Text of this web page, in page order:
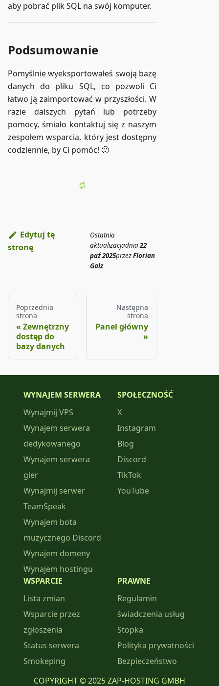
aby pobrać plik SQL na swój komputer.
Podsumowanie
Pomyślnie wyeksportowałeś swoją bazę
danych do pliku SQL, co pozwoli Ci
łatwo ją zaimportować w przyszłości. W
razie dalszych pytań lub potrzeby
pomocy, śmiało kontaktuj się z naszym
zespołem wsparcia, który jest dostępny
codziennie, by Ci pomóc! 🙂
Edytuj tę
stronę
Ostatnia
aktualizacjadnia22
paź 2025przezFlorian
Galz
Poprzednia
strona
Zewnętrzny
dostęp do
bazy danych
Następna
strona
Panel główny
WYNAJEM SERWERA
Wynajmij VPS
Wynajem serwera
dedykowanego
Wynajem serwera
gier
Wynajmij serwer
TeamSpeak
Wynajem bota
muzycznego Discord
Wynajem domeny
Wynajem hostingu
SPOŁECZNOŚĆ
X
Instagram
Blog
Discord
TikTok
YouTube
WSPARCIE
Lista zmian
Wsparcie przez
zgłoszenia
Status serwera
Smokeping
PRAWNE
Regulamin
świadczenia usług
Stopka
Polityka prywatności
Bezpieczeństwo
COPYRIGHT © 2025 ZAP-HOSTING GMBH